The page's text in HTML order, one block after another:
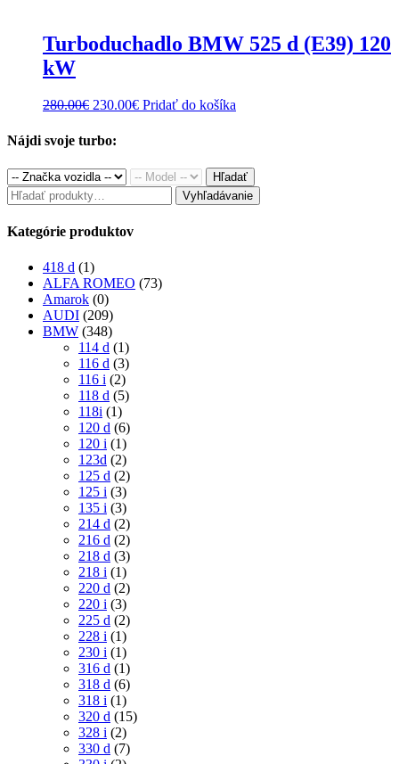
Turboduchadlo BMW 525 d (E39) 120
kW
280.00€ Original
was:
230.00€Current
Pridať do košíka
Nájdi svoje turbo:
Hľadať
Hľadať: Vyhľadávanie
Kategórie produktov
418 d (1)
ALFA ROMEO (73)
Amarok (0)
AUDI (209)
BMW (348)
114 d (1)
116 d (3)
116 i (2)
118 d (5)
118i (1)
120 d (6)
120 i (1)
123d (2)
125 d (2)
125 i (3)
135 i (3)
214 d (2)
216 d (2)
218 d (3)
218 i (1)
220 d (2)
220 i (3)
225 d (2)
228 i (1)
230 i (1)
316 d (1)
318 d (6)
318 i (1)
320 d (15)
328 i (2)
330 d (7)